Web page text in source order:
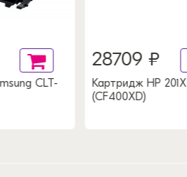
CLT-
28709 ₽
Картридж HP 201X
(CF400XD)